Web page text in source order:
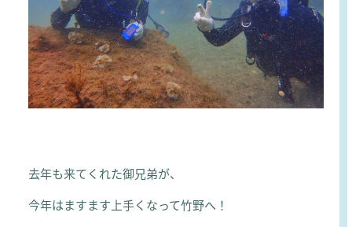
去年も来てくれた御兄弟が、
今年はますます上手くなって竹野へ！